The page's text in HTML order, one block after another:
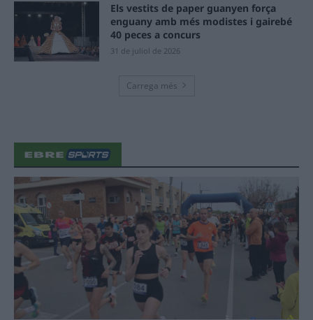
Els vestits de paper guanyen força
enguany amb més modistes i gairebé
40 peces a concurs
31 de juliol de 2026
Carrega més